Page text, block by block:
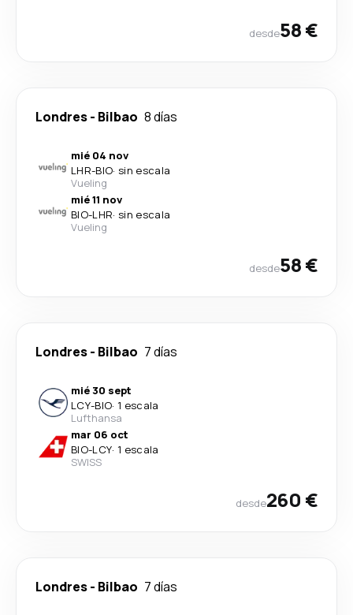
desde58 €
Londres- Bilbao 8 días
mié 04 nov
LHR-BIO· sin escala
Vueling
mié 11 nov
BIO-LHR· sin escala
Vueling
desde58 €
Londres- Bilbao 7 días
mié 30 sept
LCY-BIO· 1 escala
Lufthansa
mar 06 oct
BIO-LCY· 1 escala
SWISS
desde260 €
Londres- Bilbao 7 días